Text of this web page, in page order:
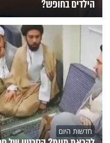
הילדים בחופש?
חדשות היום